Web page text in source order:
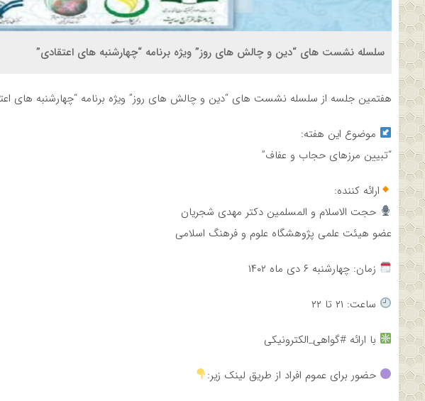
سلسله نشست های “دین و چالش های روز” ویژه برنامه “چهارشنبه های اعتقادی”
هفتمین جلسه از سلسله نشست های “دین و چالش های روز” ویژه برنامه “چهارشنبه های
موضوع این هفته:
“تبیین مرزهای حجاب و عفاف”
ارائه کننده:
حجت الاسلام و المسلمین دکتر مهدی شجریان
عضو هیئت علمی پژوهشگاه علوم و فرهنگ اسلامی
زمان: چهارشنبه ۶ دی ماه ۱۴۰۲
ساعت: ۲۱ تا ۲۲
با ارائه #گواهی_الکترونیکی
حضور برای عموم افراد از طریق لینک زیر: